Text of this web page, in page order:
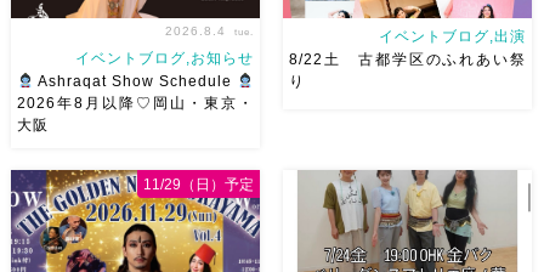
です♡皆様にお会いできますよ
うに
ご予約はメッセージく
ださい
お待ちしています
Ashraqat Show Schedule
2026.8.4 tue.
イベントブログ,お知らせ
Ashraqat Show Schedule
2026年8月以降♡岡山・東京・
大阪
りにて踊らせていただきます♡
太鼓も叩くよー！私たちは
18:40頃から出演です屋台も出
てとても楽しいお祭りになりそ
イベントブログ,出演
8/22土 古都学区のふれあい祭
り
11/29（日）予定